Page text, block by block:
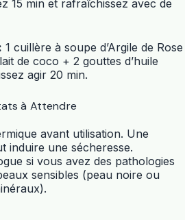
15 min et rafraîchissez avec de
1 cuillère à soupe d’Argile de Rose
de coco + 2 gouttes d’huile
agir 20 min.
à Attendre
avant utilisation. Une
induire une sécheresse.
si vous avez des pathologies
sensibles (peau noire ou